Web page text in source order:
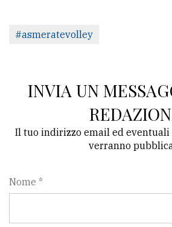
#asmeratevolley
INVIA UN
Il tuo indirizzo email ed
verranno
Nome *